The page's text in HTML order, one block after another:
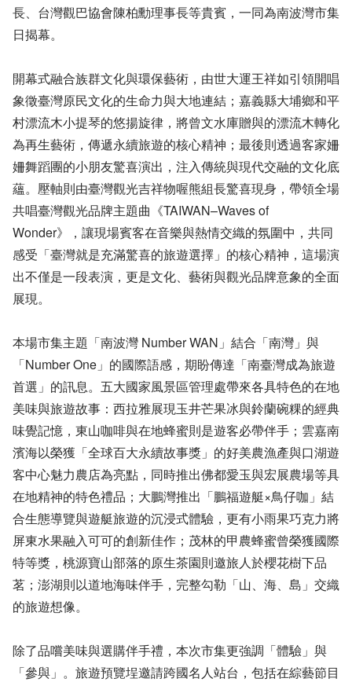
長、台灣觀巴協會陳柏勳理事長等貴賓，一同為南波灣市集
日揭幕。
開幕式融合族群文化與環保藝術，由世大運王祥如引領開唱
象徵臺灣原民文化的生命力與大地連結；嘉義縣大埔鄉和平
村漂流木小提琴的悠揚旋律，將曾文水庫贈與的漂流木轉化
為再生藝術，傳遞永續旅遊的核心精神；最後則透過客家姍
姍舞蹈團的小朋友驚喜演出，注入傳統與現代交融的文化底
蘊。壓軸則由臺灣觀光吉祥物喔熊組長驚喜現身，帶領全場
共唱臺灣觀光品牌主題曲《TAIWAN–Waves of
Wonder》，讓現場賓客在音樂與熱情交織的氛圍中，共同
感受「臺灣就是充滿驚喜的旅遊選擇」的核心精神，這場演
出不僅是一段表演，更是文化、藝術與觀光品牌意象的全面
展現。
本場市集主題「南波灣 Number WAN」結合「南灣」與
「Number One」的國際語感，期盼傳達「南臺灣成為旅遊
首選」的訊息。五大國家風景區管理處帶來各具特色的在地
美味與旅遊故事：西拉雅展現玉井芒果冰與鈴蘭碗粿的經典
味覺記憶，東山咖啡與在地蜂蜜則是遊客必帶伴手；雲嘉南
濱海以榮獲「全球百大永續故事獎」的好美農漁產與口湖遊
客中心魅力農店為亮點，同時推出佛都愛玉與宏展農場等具
在地精神的特色禮品；大鵬灣推出「鵬福遊艇×鳥仔咖」結
合生態導覽與遊艇旅遊的沉浸式體驗，更有小雨果巧克力將
屏東水果融入可可的創新佳作；茂林的甲農蜂蜜曾榮獲國際
特等獎，桃源寶山部落的原生茶園則邀旅人於櫻花樹下品
茗；澎湖則以道地海味伴手，完整勾勒「山、海、島」交織
的旅遊想像。
除了品嚐美味與選購伴手禮，本次市集更強調「體驗」與
「參與」。旅遊預覽埕邀請跨國名人站台，包括在綜藝節目